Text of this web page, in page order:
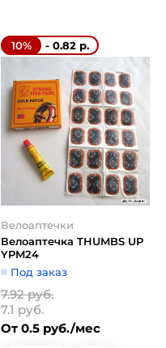
10% - 0.82 р.
Велоаптечки
Велоаптечка THUMBS UP
YPM24
Под заказ
7.92 руб.
7.1 руб.
От 0.5 руб./мес